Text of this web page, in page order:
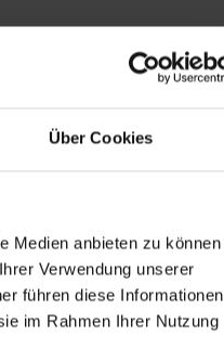
Über Cookies
Medien anbieten zu können
Verwendung unserer
führen diese Informationen
im Rahmen Ihrer Nutzung